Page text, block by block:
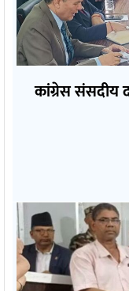
कांग्रेस संसदीय